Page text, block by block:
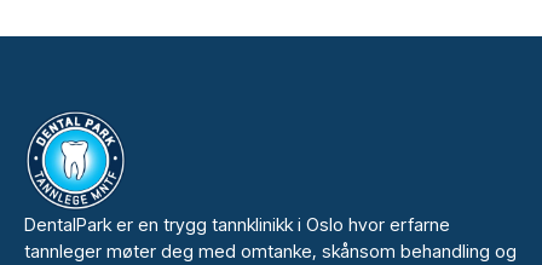
DentalPark er en trygg tannklinikk i Oslo hvor erfarne
tannleger møter deg med omtanke, skånsom behandling og